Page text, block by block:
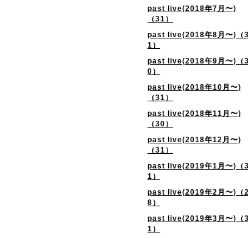
past live(2018年7月〜)
（31）
past live(2018年8月〜)（3
1）
past live(2018年9月〜)（3
0）
past live(2018年10月〜)
（31）
past live(2018年11月〜)
（30）
past live(2018年12月〜)
（31）
past live(2019年1月〜)（3
1）
past live(2019年2月〜)（2
8）
past live(2019年3月〜)（3
1）